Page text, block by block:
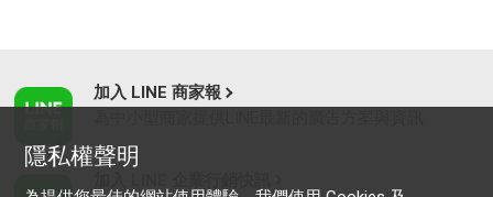
加入 LINE 商家報
隱私權聲明